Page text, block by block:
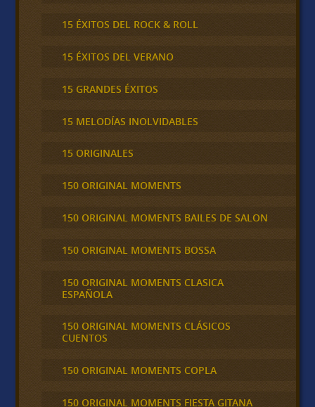
15 ÉXITOS DEL ROCK & ROLL
15 ÉXITOS DEL VERANO
15 GRANDES ÉXITOS
15 MELODÍAS INOLVIDABLES
15 ORIGINALES
150 ORIGINAL MOMENTS
150 ORIGINAL MOMENTS BAILES DE SALON
150 ORIGINAL MOMENTS BOSSA
150 ORIGINAL MOMENTS CLASICA
ESPAÑOLA
150 ORIGINAL MOMENTS CLÁSICOS
CUENTOS
150 ORIGINAL MOMENTS COPLA
150 ORIGINAL MOMENTS FIESTA GITANA